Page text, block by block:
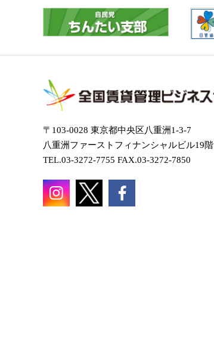
〒103-0028 東京都中央区八重洲1-3-7
八重洲ファーストフィナンシャルビル19階
TEL.03-3272-7755 FAX.03-3272-7850